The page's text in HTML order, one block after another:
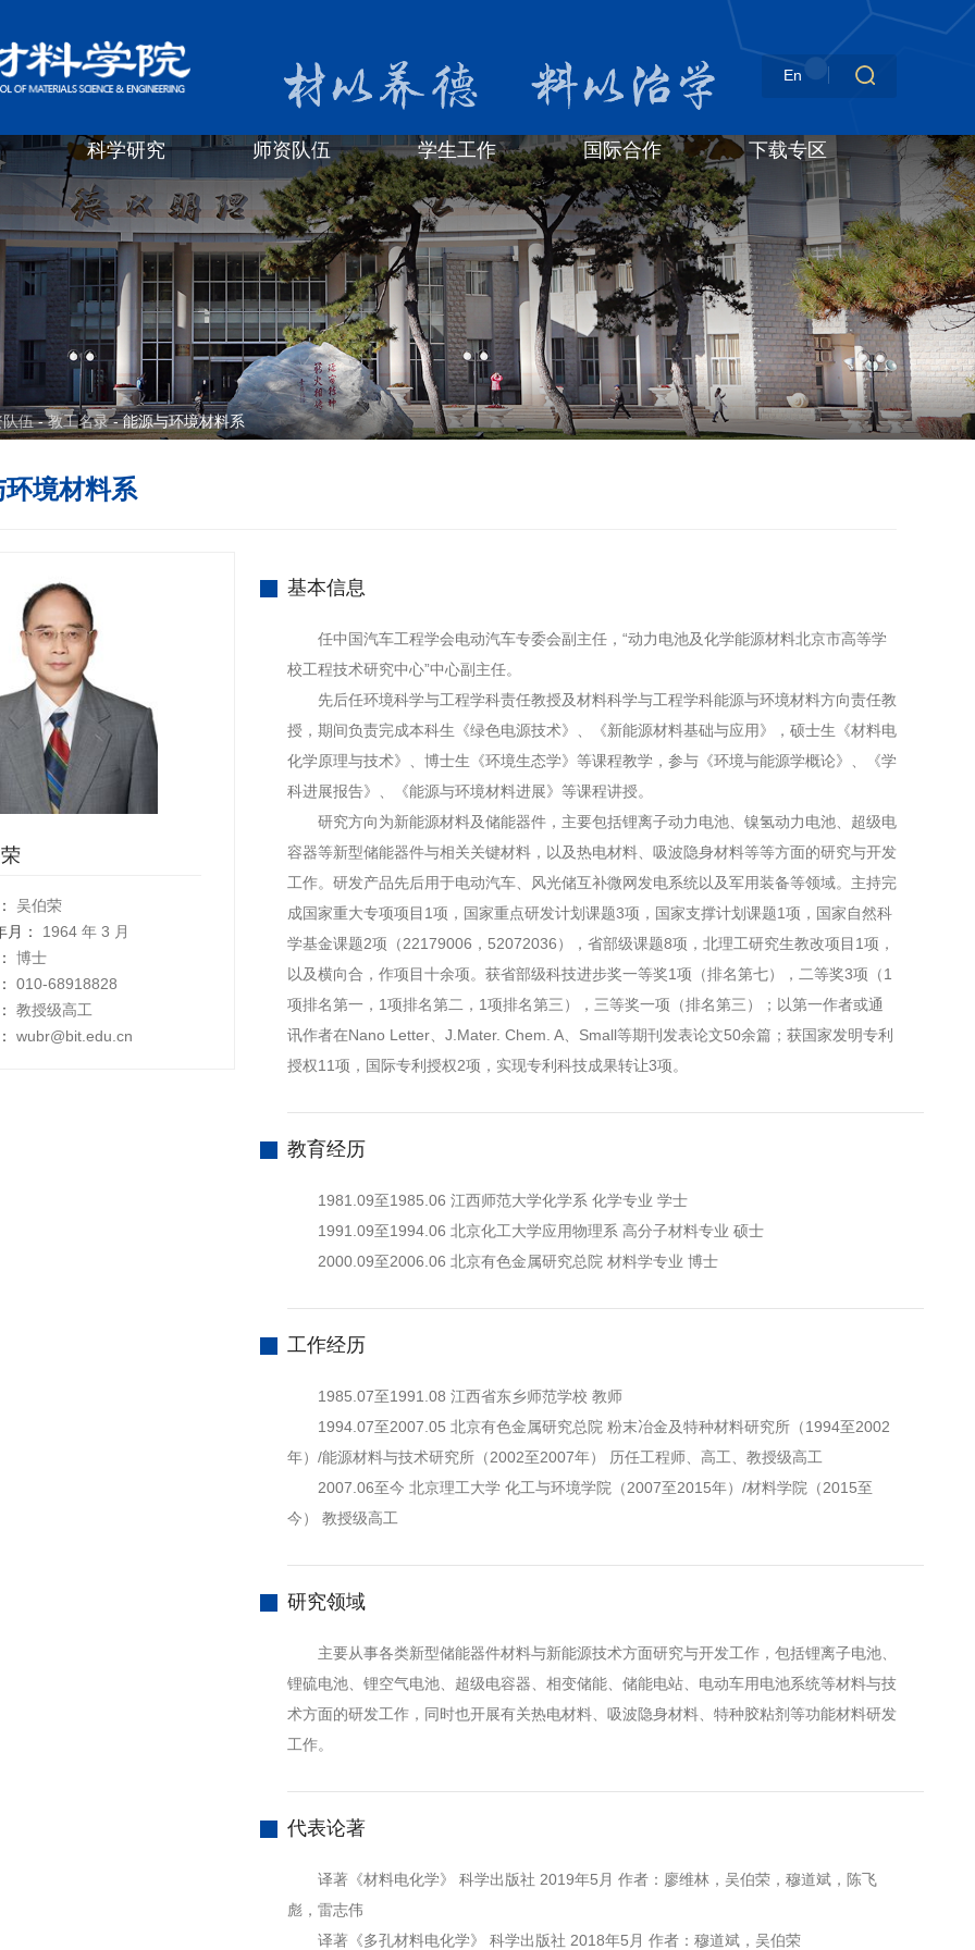
En
科学研究 师资队伍 学生工作 国际合作 下载专区
队伍-教工名录- 能源与环境材料系
境材料系
吴伯荣
月：
1964 年 3 月
博士
010-68918828
教授级高工
wubr@bit.edu.cn
基本信息
任中国汽车工程学会电动汽车专委会副主任，“动力电池及化学能源材料北京市高等学
校工程技术研究中心”中心副主任。
先后任环境科学与工程学科责任教授及材料科学与工程学科能源与环境材料方向责任教
授，期间负责完成本科生《绿色电源技术》、《新能源材料基础与应用》，硕士生《材料电
化学原理与技术》、博士生《环境生态学》等课程教学，参与《环境与能源学概论》、《学
科进展报告》、《能源与环境材料进展》等课程讲授。
研究方向为新能源材料及储能器件，主要包括锂离子动力电池、镍氢动力电池、超级电
容器等新型储能器件与相关关键材料，以及热电材料、吸波隐身材料等等方面的研究与开发
工作。研发产品先后用于电动汽车、风光储互补微网发电系统以及军用装备等领域。主持完
成国家重大专项项目1项，国家重点研发计划课题3项，国家支撑计划课题1项，国家自然科
学基金课题2项（22179006，52072036），省部级课题8项，北理工研究生教改项目1项，
以及横向合，作项目十余项。获省部级科技进步奖一等奖1项（排名第七），二等奖3项（1
项排名第一，1项排名第二，1项排名第三），三等奖一项（排名第三）；以第一作者或通
讯作者在Nano Letter、J.Mater. Chem. A、Small等期刊发表论文50余篇；获国家发明专利
授权11项，国际专利授权2项，实现专利科技成果转让3项。
教育经历
1981.09至1985.06 江西师范大学化学系 化学专业 学士
1991.09至1994.06 北京化工大学应用物理系 高分子材料专业 硕士
2000.09至2006.06 北京有色金属研究总院 材料学专业 博士
工作经历
1985.07至1991.08 江西省东乡师范学校 教师
1994.07至2007.05 北京有色金属研究总院 粉末冶金及特种材料研究所（1994至2002
年）/能源材料与技术研究所（2002至2007年） 历任工程师、高工、教授级高工
2007.06至今 北京理工大学 化工与环境学院（2007至2015年）/材料学院（2015至
今） 教授级高工
研究领域
主要从事各类新型储能器件材料与新能源技术方面研究与开发工作，包括锂离子电池、
锂硫电池、锂空气电池、超级电容器、相变储能、储能电站、电动车用电池系统等材料与技
术方面的研发工作，同时也开展有关热电材料、吸波隐身材料、特种胶粘剂等功能材料研发
工作。
代表论著
译著《材料电化学》 科学出版社 2019年5月 作者：廖维林，吴伯荣，穆道斌，陈飞
彪，雷志伟
译著《多孔材料电化学》 科学出版社 2018年5月 作者：穆道斌，吴伯荣